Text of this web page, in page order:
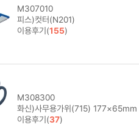
M307010
피스)컷터(N201)
이용후기(155)
M308300
화신)사무용가위(715) 177×65mm
이용후기(37)